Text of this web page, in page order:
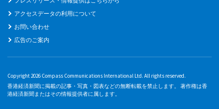
アクセスデータの利用について
お問い合わせ
広告のご案内
Copyright 2026 Compass Communications International Ltd. All rights reserved.
香港経済新聞に掲載の記事・写真・図表などの無断転載を禁止します。 著作権は香
港経済新聞またはその情報提供者に属します。